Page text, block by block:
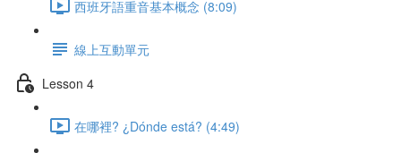
西班牙語重音基本概念 (8:09)
線上互動單元
Lesson 4
在哪裡? ¿Dónde está? (4:49)